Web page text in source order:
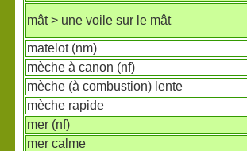
mât > une voile sur le mât
matelot (nm)
mèche à canon (nf)
mèche (à combustion) lente
mèche rapide
mer (nf)
mer calme